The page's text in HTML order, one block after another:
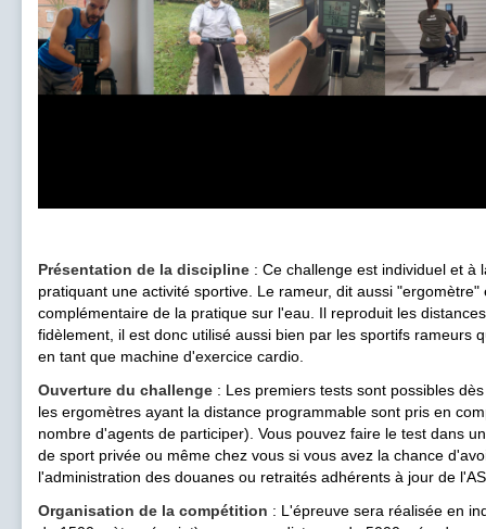
Présentation de la discipline : Ce challenge est individuel et
pratiquant une activité sportive. Le rameur, dit aussi
complémentaire de la pratique sur l'eau. Il reproduit les
fidèlement, il est donc utilisé aussi bien par les sportifs rameurs
en tant que machine d'exercice cardio.
Ouverture du challenge : Les premiers tests sont possibles
les ergomètres ayant la distance programmable sont pris en
nombre d'agents de participer). Vous pouvez faire le test dans
de sport privée ou même chez vous si vous avez la chance
l'administration des douanes ou retraités adhérents à jour de
Organisation de la compétition : L'épreuve sera réalisée en